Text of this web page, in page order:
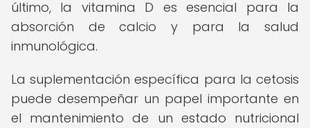
último, la vitamina D es esencial para la
absorción de calcio y para la salud
inmunológica.
La suplementación específica para la cetosis
puede desempeñar un papel importante en
el mantenimiento de un estado nutricional